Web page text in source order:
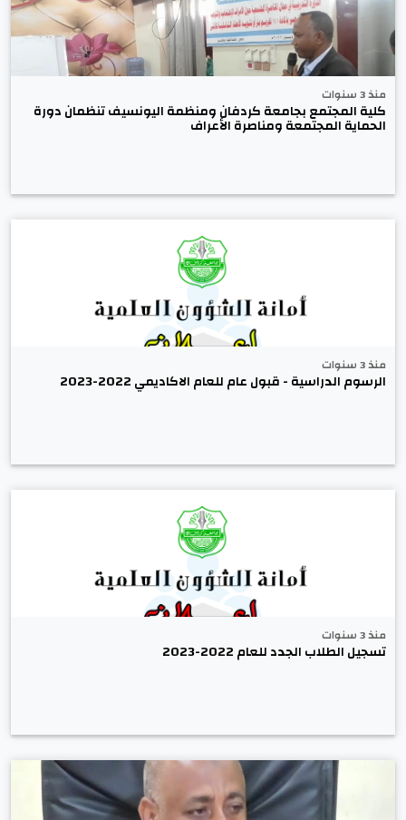
منذ 3 سنوات
كلية المجتمع بجامعة كردفان ومنظمة اليونسيف تنظمان دورة
الحماية المجتمعة ومناصرة الأعراف
منذ 3 سنوات
الرسوم الدراسية - قبول عام للعام الاكاديمي 2022-2023
منذ 3 سنوات
تسجيل الطلاب الجدد للعام 2022-2023